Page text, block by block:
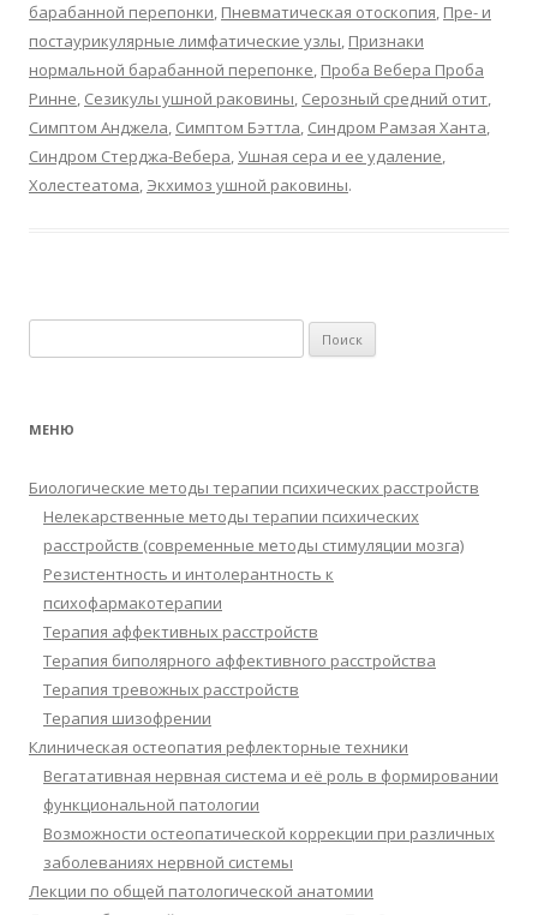
барабанной перепонки, Пневматическая отоскопия, Пре- и
постаурикулярные лимфатические узлы, Признаки
нормальной барабанной перепонке, Проба Вебера Проба
Ринне, Сезикулы ушной раковины, Серозный средний отит,
Симптом Анджела, Симптом Бэттла, Синдром Рамзая Ханта,
Синдром Стерджа-Вебера,Ушная сера и ее удаление,
Холестеатома, Экхимоз ушной раковины.
МЕНЮ
Биологические методы терапии психических расстройств
Нелекарственные методы терапии психических
расстройств (современные методы стимуляции мозга)
Резистентность и интолерантность к
психофармакотерапии
Терапия аффективных расстройств
Терапия биполярного аффективного расстройства
Терапия тревожных расстройств
Терапия шизофрении
Клиническая остеопатия рефлекторные техники
Вегатативная нервная система и её роль в формировании
функциональной патологии
Возможности остеопатической коррекции при различных
заболеваниях нервной системы
Лекции по общей патологической анатомии